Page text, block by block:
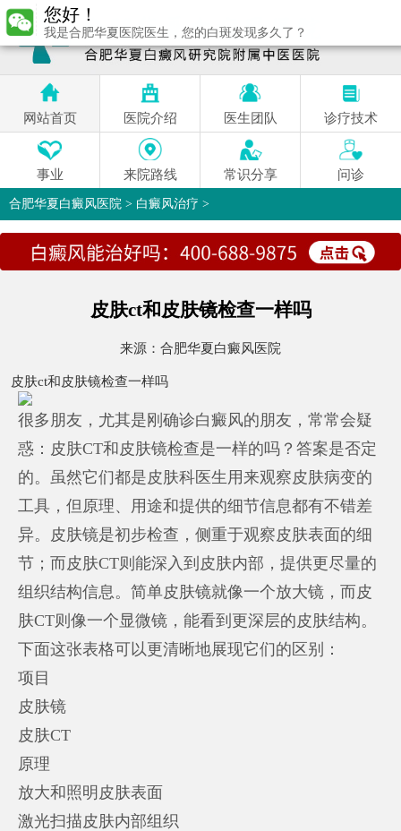
网站首页 医院介绍 医生团队 诊疗技术
事业 来院路线 常识分享 问诊
合肥华夏白癜风医院 > 白癜风治疗 >
皮肤ct和皮肤镜检查一样吗
来源： 合肥华夏白癜风医院
皮肤ct和皮肤镜检查一样吗
很多朋友，尤其是刚确诊白癜风的朋友，常常会疑
惑：皮肤CT和皮肤镜检查是一样的吗？答案是否定
的。虽然它们都是皮肤科医生用来观察皮肤病变的
工具，但原理、用途和提供的细节信息都有不错差
异。皮肤镜是初步检查，侧重于观察皮肤表面的细
节；而皮肤CT则能深入到皮肤内部，提供更尽量的
组织结构信息。简单皮肤镜就像一个放大镜，而皮
肤CT则像一个显微镜，能看到更深层的皮肤结构。
下面这张表格可以更清晰地展现它们的区别：
项目
皮肤镜
皮肤CT
原理
放大和照明皮肤表面
激光扫描皮肤内部组织
您好！
我是合肥华夏医院医生，您的白斑发现多久了？